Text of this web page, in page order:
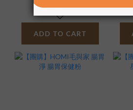
ADD TO CART